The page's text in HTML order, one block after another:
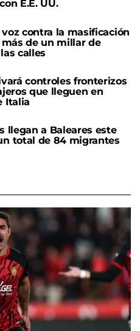
E.E. UU.
contra la masificación
de un millar de
calles
controles fronterizos
que lleguen en
Italia
llegan a Baleares este
total de 84 migrantes